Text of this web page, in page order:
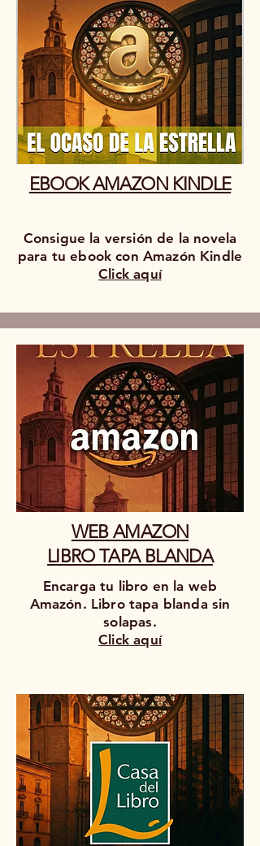
EBOOK AMAZON KINDLE
Consigue la versión de la novela
para tu ebook con Amazón Kindle
Click aquí
WEB AMAZON
LIBRO TAPA BLANDA
Encarga tu libro en la web
Amazón. Libro tapa blanda sin
solapas.
Click aquí